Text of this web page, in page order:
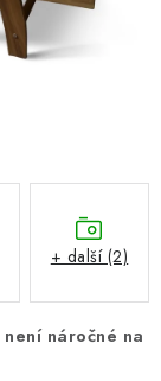
není náročné na
+ další (2)